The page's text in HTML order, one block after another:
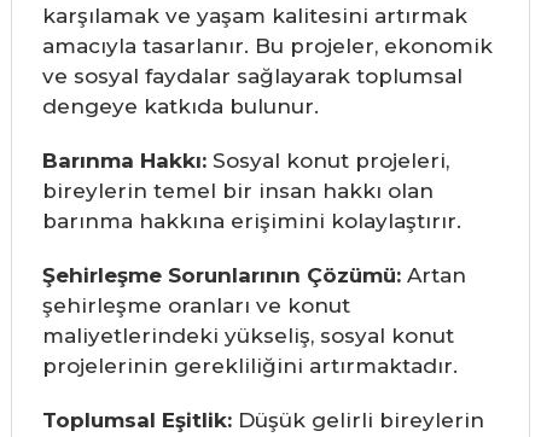
karşılamak ve yaşam kalitesini artırmak
amacıyla tasarlanır. Bu projeler, ekonomik
ve sosyal faydalar sağlayarak toplumsal
dengeye katkıda bulunur.
Barınma Hakkı:Sosyal konut projeleri,
bireylerin temel bir insan hakkı olan
barınma hakkına erişimini kolaylaştırır.
Şehirleşme Sorunlarının Çözümü:Artan
şehirleşme oranları ve konut
maliyetlerindeki yükseliş, sosyal konut
projelerinin gerekliliğini artırmaktadır.
Toplumsal Eşitlik:Düşük gelirli bireylerin